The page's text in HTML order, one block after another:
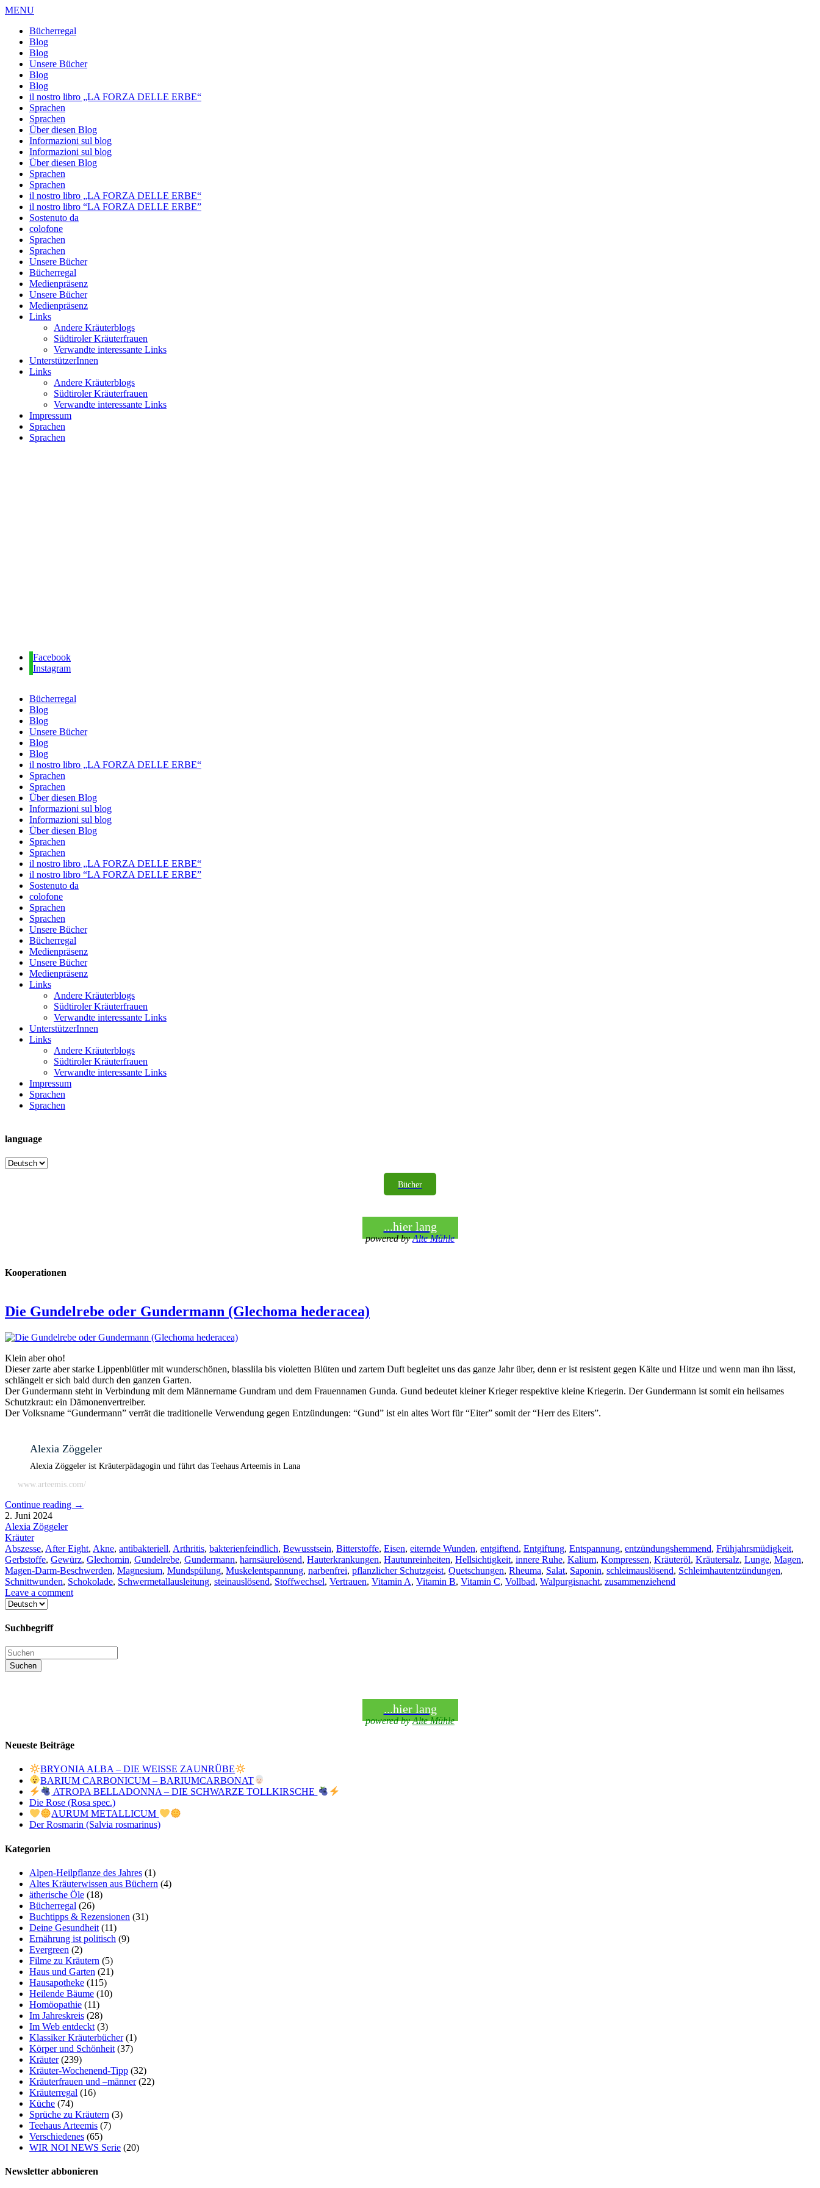
MENU
Bücherregal
Blog
Blog
Unsere Bücher
Blog
Blog
il nostro libro „LA FORZA DELLE ERBE“
Sprachen
Sprachen
Über diesen Blog
Informazioni sul blog
Informazioni sul blog
Über diesen Blog
Sprachen
Sprachen
il nostro libro „LA FORZA DELLE ERBE“
il nostro libro “LA FORZA DELLE ERBE”
Sostenuto da
colofone
Sprachen
Sprachen
Unsere Bücher
Bücherregal
Medienpräsenz
Unsere Bücher
Medienpräsenz
Links
Andere Kräuterblogs
Südtiroler Kräuterfrauen
Verwandte interessante Links
UnterstützerInnen
Links
Andere Kräuterblogs
Südtiroler Kräuterfrauen
Verwandte interessante Links
Impressum
Sprachen
Sprachen
Facebook
Instagram
Bücherregal
Blog
Blog
Unsere Bücher
Blog
Blog
il nostro libro „LA FORZA DELLE ERBE“
Sprachen
Sprachen
Über diesen Blog
Informazioni sul blog
Informazioni sul blog
Über diesen Blog
Sprachen
Sprachen
il nostro libro „LA FORZA DELLE ERBE“
il nostro libro “LA FORZA DELLE ERBE”
Sostenuto da
colofone
Sprachen
Sprachen
Unsere Bücher
Bücherregal
Medienpräsenz
Unsere Bücher
Medienpräsenz
Links
Andere Kräuterblogs
Südtiroler Kräuterfrauen
Verwandte interessante Links
UnterstützerInnen
Links
Andere Kräuterblogs
Südtiroler Kräuterfrauen
Verwandte interessante Links
Impressum
Sprachen
Sprachen
language
language
Bücher
...hier lang
powered byAlte Mühle
Kooperationen
Die Gundelrebe oder Gundermann (Glechoma hederacea)
Klein aber oho!
Dieser zarte aber starke Lippenblütler mit wunderschönen, blasslila bis violetten Blüten und zartem Duft begleitet uns das ganze Jahr über, denn er ist resistent gegen Kälte und Hitze und wenn man ihn lässt,
schlängelt er sich bald durch den ganzen Garten.
Der Gundermann steht in Verbindung mit dem Männername Gundram und dem Frauennamen Gunda. Gund bedeutet kleiner Krieger respektive kleine Kriegerin. Der Gundermann ist somit ein heilsames
Schutzkraut: ein Dämonenvertreiber.
Der Volksname “Gundermann” verrät die traditionelle Verwendung gegen Entzündungen: “Gund” ist ein altes Wort für “Eiter” somit der “Herr des Eiters”.
Alexia Zöggeler
Alexia Zöggeler ist Kräuterpädagogin und führt das Teehaus Arteemis in Lana
www.arteemis.com/
Continue reading →
2. Juni 2024
Alexia Zöggeler
Kräuter
Abszesse, After Eight, Akne, antibakteriell, Arthritis, bakterienfeindlich, Bewusstsein, Bitterstoffe, Eisen, eiternde Wunden, entgiftend, Entgiftung, Entspannung, entzündungshemmend, Frühjahrsmüdigkeit,
Gerbstoffe, Gewürz, Glechomin, Gundelrebe, Gundermann, harnsäurelösend, Hauterkrankungen, Hautunreinheiten, Hellsichtigkeit, innere Ruhe, Kalium, Kompressen, Kräuteröl, Kräutersalz, Lunge, Magen,
Magen-Darm-Beschwerden, Magnesium, Mundspülung, Muskelentspannung, narbenfrei, pflanzlicher Schutzgeist, Quetschungen, Rheuma, Salat, Saponin, schleimauslösend, Schleimhautentzündungen,
Schnittwunden, Schokolade, Schwermetallausleitung, steinauslösend, Stoffwechsel, Vertrauen, Vitamin A, Vitamin B, Vitamin C, Vollbad, Walpurgisnacht, zusammenziehend
Leave a comment
Sprache
Suchbegriff
...hier lang
powered byAlte Mühle
Neueste Beiträge
BRYONIA ALBA – DIE WEISSE ZAUNRÜBE
BARIUM CARBONICUM – BARIUMCARBONAT
ATROPA BELLADONNA – DIE SCHWARZE TOLLKIRSCHE
Die Rose (Rosa spec.)
AURUM METALLICUM
Der Rosmarin (Salvia rosmarinus)
Kategorien
Alpen-Heilpflanze des Jahres (1)
Altes Kräuterwissen aus Büchern (4)
ätherische Öle (18)
Bücherregal (26)
Buchtipps & Rezensionen (31)
Deine Gesundheit (11)
Ernährung ist politisch (9)
Evergreen (2)
Filme zu Kräutern (5)
Haus und Garten (21)
Hausapotheke (115)
Heilende Bäume (10)
Homöopathie (11)
Im Jahreskreis (28)
Im Web entdeckt (3)
Klassiker Kräuterbücher(1)
Körper und Schönheit (37)
Kräuter(239)
Kräuter-Wochenend-Tipp (32)
Kräuterfrauen und –männer(22)
Kräuterregal (16)
Küche (74)
Sprüche zu Kräutern (3)
Teehaus Arteemis (7)
Verschiedenes (65)
WIR NOI NEWS Serie (20)
Newsletter abbonieren